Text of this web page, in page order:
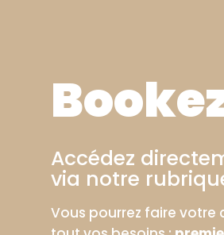
Accédez
via notre
Vous pourrez faire